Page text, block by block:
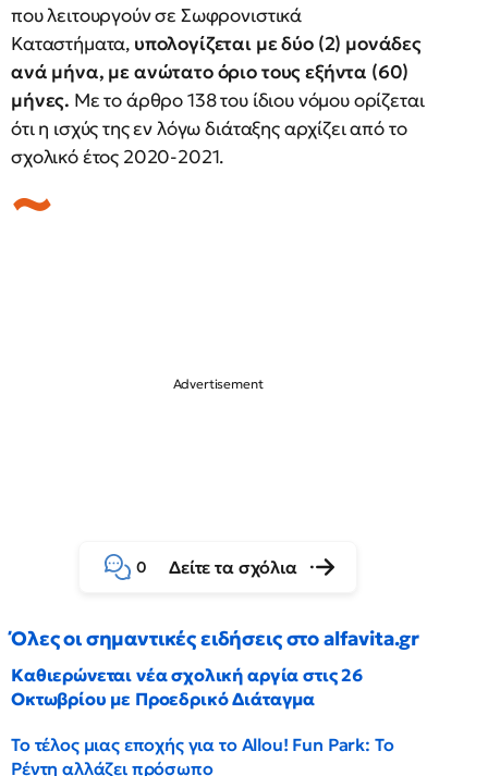
που λειτουργούν σε Σωφρονιστικά
Καταστήματα, υπολογίζεται με δύο (2) μονάδες
ανά μήνα, με ανώτατο όριο τους εξήντα (60)
μήνες. Με το άρθρο 138 του ίδιου νόμου ορίζεται
ότι η ισχύς της εν λόγω διάταξης αρχίζει από το
σχολικό έτος 2020-2021.
0 Δείτε τα σχόλια
Όλες οι σημαντικές ειδήσεις στο alfavita.gr
Καθιερώνεται νέα σχολική αργία στις 26
Οκτωβρίου με Προεδρικό Διάταγμα
Το τέλος μιας εποχής για το Allou! Fun Park: Το
Ρέντη αλλάζει πρόσωπο